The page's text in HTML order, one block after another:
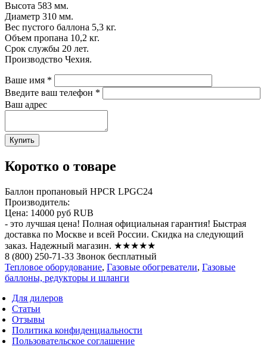
Высота 583 мм.
Диаметр 310 мм.
Вес пустого баллона 5,3 кг.
Объем пропана 10,2 кг.
Срок службы 20 лет.
Производство Чехия.
Ваше имя *
Введите ваш телефон *
Ваш адрес
Коротко о товаре
Баллон пропановый HPCR LPGC24
Производитель:
Цена: 14000 руб RUB
- это лучшая цена! Полная официальная гарантия! Быстрая
доставка по Москве и всей России. Скидка на следующий
заказ. Надежный магазин. ★★★★★
8 (800) 250-71-33 Звонок бесплатный
Тепловое оборудование, Газовые обогреватели, Газовые
баллоны, редукторы и шланги
Для дилеров
Статьи
Отзывы
Политика конфиденциальности
Пользовательское соглашение